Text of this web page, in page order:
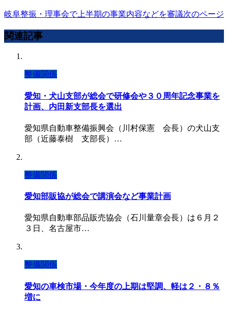
岐阜整振・理事会で上半期の事業内容などを審議次のページ
関連記事
整備関係
愛知・犬山支部が総会で研修会や３０周年記念事業を
計画、内田新支部長を選出
愛知県自動車整備振興会（川村保憲 会長）の犬山支
部（近藤泰樹 支部長）…
整備関係
愛知部販協が総会で講演会など事業計画
愛知県自動車部品販売協会（石川量章会長）は６月２
３日、名古屋市…
整備関係
愛知の車検市場・今年度の上期は堅調、軽は２・８％
増に